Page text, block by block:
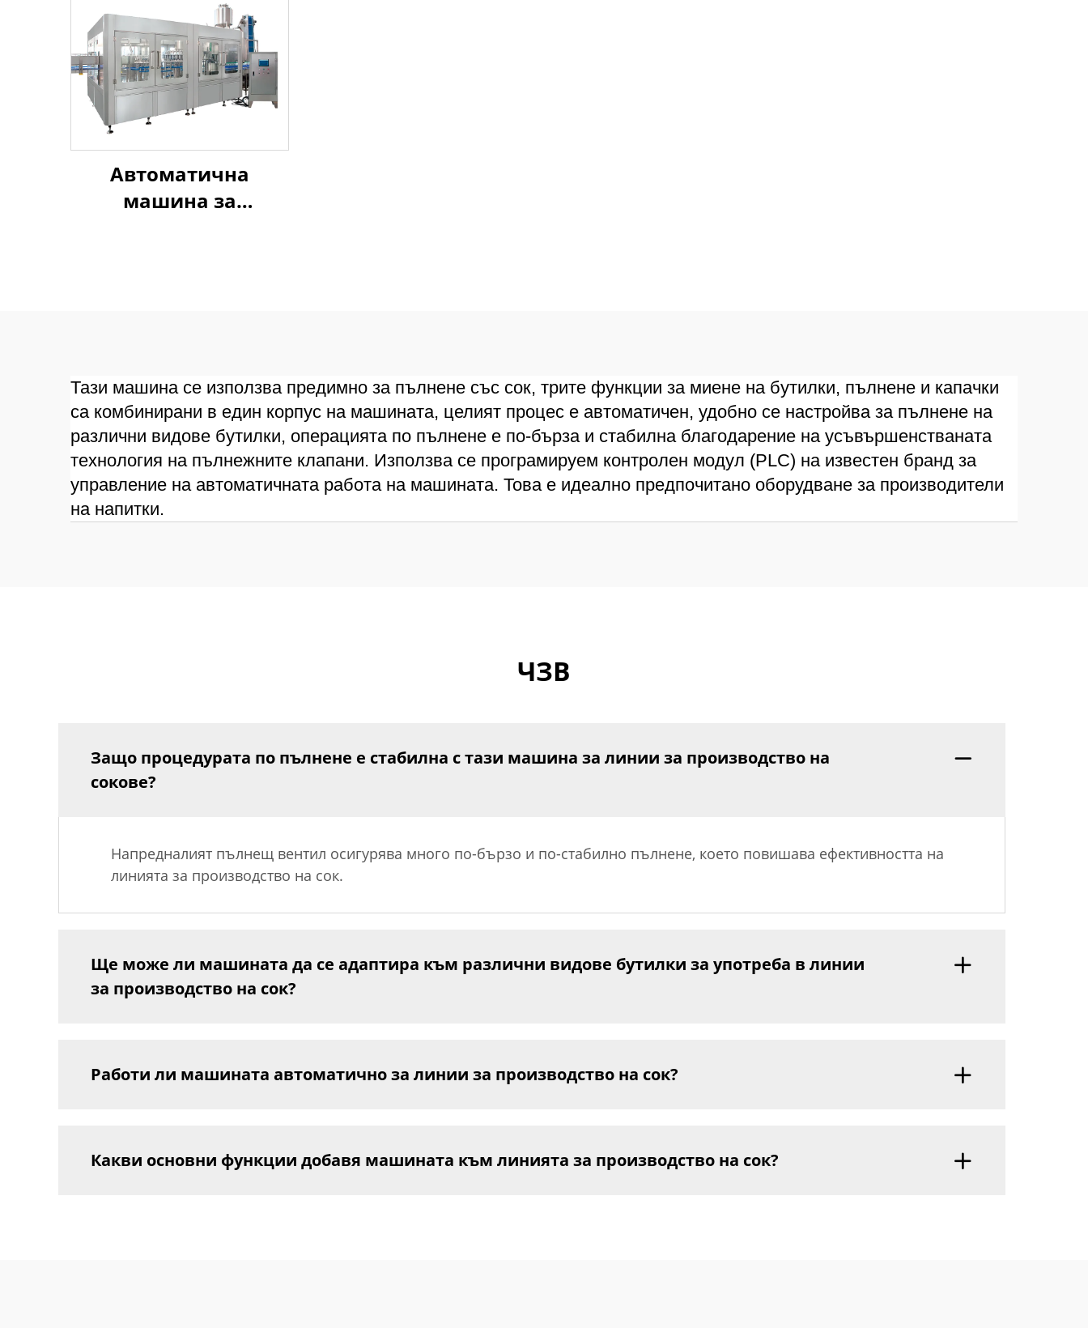
Автоматична
машина за
Тази машина се използва предимно за пълнене със сок, трите функции за миене на бутилки, пълнене и капачки
са комбинирани в един корпус на машината, целият процес е автоматичен, удобно се настройва за пълнене на
различни видове бутилки, операцията по пълнене е по-бърза и стабилна благодарение на усъвършенстваната
технология на пълнежните клапани. Използва се програмируем контролен модул (PLC) на известен бранд за
управление на автоматичната работа на машината. Това е идеално предпочитано оборудване за производители
на напитки.
ЧЗВ
Защо процедурата по пълнене е стабилна с тази машина за линии за производство на
сокове?
Напредналият пълнещ вентил осигурява много по-бързо и по-стабилно пълнене, което повишава ефективността на
линията за производство на сок.
Ще може ли машината да се адаптира към различни видове бутилки за употреба в линии
за производство на сок?
Работи ли машината автоматично за линии за производство на сок?
Какви основни функции добавя машината към линията за производство на сок?